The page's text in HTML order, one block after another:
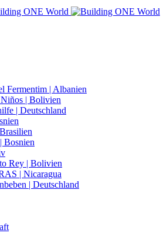
Fermentim | Albanien
Niños | Bolivien
| Deutschland
Bosnien
Rey | Bolivien
| Nicaragua
| Deutschland